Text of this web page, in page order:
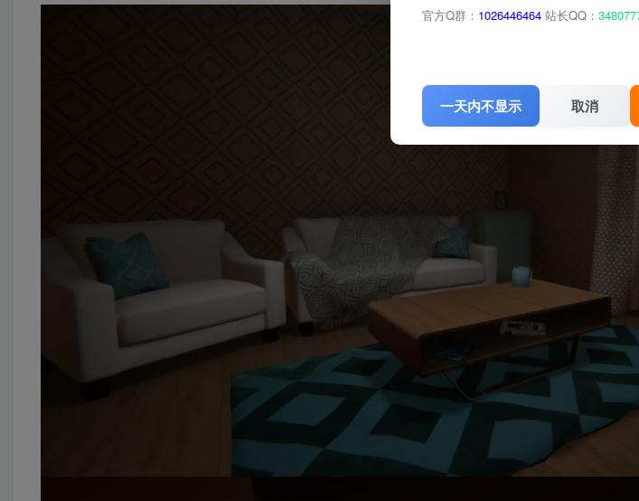
官方Q群： 1026446464 站长QQ：
一天内不显示 取消